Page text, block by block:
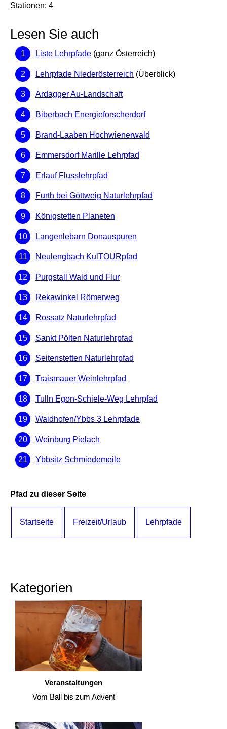
Stationen: 4
Lesen Sie auch
Liste Lehrpfade (ganz Österreich)
Lehrpfade Niederösterreich (Überblick)
Ardagger Au-Landschaft
Biberbach Energieforscherdorf
Brand-Laaben Hochwienerwald
Emmersdorf Marille Lehrpfad
Erlauf Flusslehrpfad
Furth bei Göttweig Naturlehrpfad
Königstetten Planeten
Langenlebarn Donauspuren
Neulengbach KulTOURpfad
Purgstall Wald und Flur
Rekawinkel Römerweg
Rossatz Naturlehrpfad
Sankt Pölten Naturlehrpfad
Seitenstetten Naturlehrpfad
Traismauer Weinlehrpfad
Tulln Egon-Schiele-Weg Lehrpfad
Waidhofen/Ybbs 3 Lehrpfade
Weinburg Pielach
Ybbsitz Schmiedemeile
Pfad zu dieser Seite
Startseite Freizeit/Urlaub Lehrpfade
Kategorien
Veranstaltungen
Vom Ball bis zum Advent